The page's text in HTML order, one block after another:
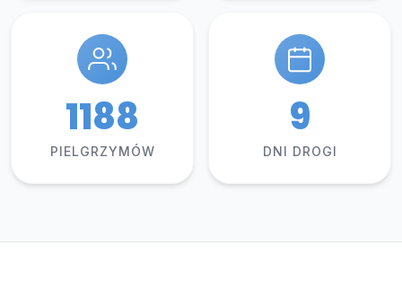
1500
PIELGRZYMÓW
12
DNI DROGI